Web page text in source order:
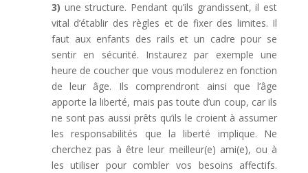
3) une structure. Pendant qu’ils grandissent, il est
vital d’établir des règles et de fixer des limites. Il
faut aux enfants des rails et un cadre pour se
sentir en sécurité. Instaurez par exemple une
heure de coucher que vous modulerez en fonction
de leur âge. Ils comprendront ainsi que l’âge
apporte la liberté, mais pas toute d’un coup, car ils
ne sont pas aussi prêts qu’ils le croient à assumer
les responsabilités que la liberté implique. Ne
cherchez pas à être leur meilleur(e) ami(e), ou à
les utiliser pour combler vos besoins affectifs.